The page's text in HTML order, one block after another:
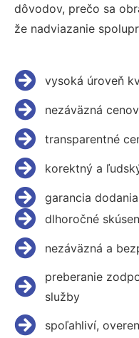
dôvodov, prečo sa
že nadviazanie
vysoká úroveň
nezáväzná
transparentné
korektný a
garancia
dlhoročné
nezáväzná a
preberanie
služby
spoľahliví,